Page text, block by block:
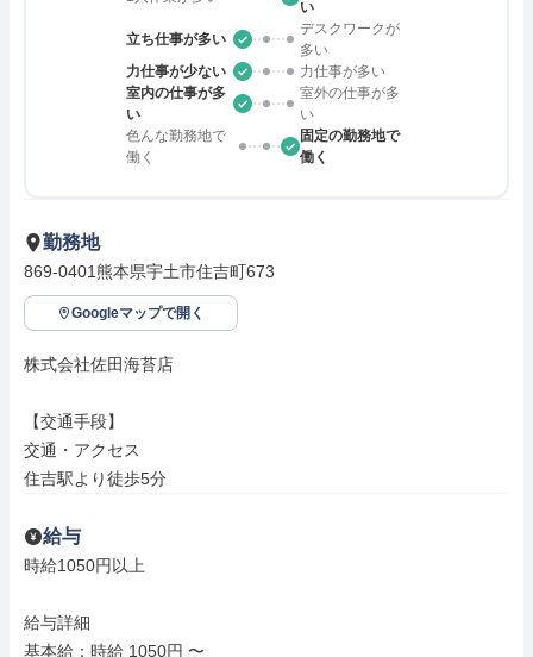
い
立ち仕事が多い
デスクワークが
多い
力仕事が少ない
力仕事が多い
室内の仕事が多
い
室外の仕事が多
い
色んな勤務地で
働く
固定の勤務地で
働く
勤務地
869-0401熊本県宇土市住吉町673
Googleマップで開く
株式会社佐田海苔店
【交通手段】
交通・アクセス
住吉駅より徒歩5分
給与
時給1050円以上
給与詳細
基本給：時給 1050円 〜